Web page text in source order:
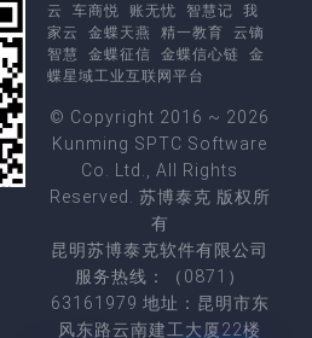
云
车商悦 账无忧 智慧记
我
家云
金蝶天燕 精一教育
云镝
智慧
金蝶征信 金蝶信心链
金
蝶星域工业互联网平台
© Copyright 2016 ~ 2026
Kunming SPTC Software
Co. Ltd., All Rights
Reserved. 苏博泰克 版权所
有
昆明苏博泰克软件有限公司
服务热线：（0871）
63161979 地址：昆明市东
风东路云南建工大厦22楼